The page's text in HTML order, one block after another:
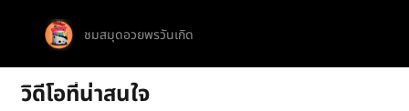
ชมสมุดอวยพรวันเกิด
วิดีโอที่น่าสนใจ